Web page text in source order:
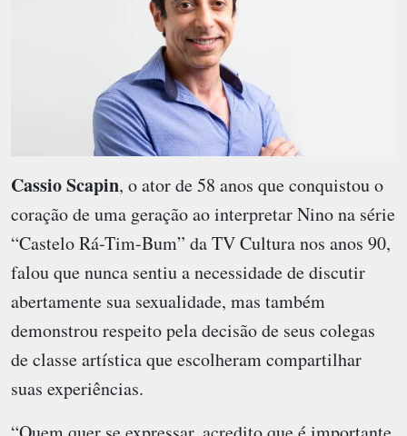
Cassio Scapin, o ator de 58 anos que conquistou o
coração de uma geração ao interpretar Nino na série
“Castelo Rá-Tim-Bum” da TV Cultura nos anos 90,
falou que nunca sentiu a necessidade de discutir
abertamente sua sexualidade, mas também
demonstrou respeito pela decisão de seus colegas
de classe artística que escolheram compartilhar
suas experiências.